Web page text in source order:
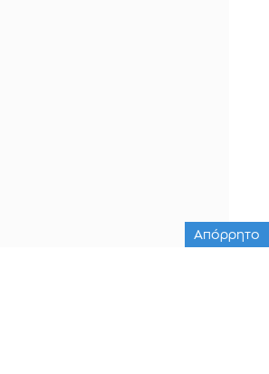
Απόρρητο